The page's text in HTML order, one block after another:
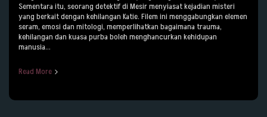
Sementara itu, seorang detektif di Mesir menyiasat kejadian misteri
yang berkait dengan kehilangan Katie. Filem ini menggabungkan elemen
seram, emosi dan mitologi, memperlihatkan bagaimana trauma,
kehilangan dan kuasa purba boleh menghancurkan kehidupan
manusia...
Read More